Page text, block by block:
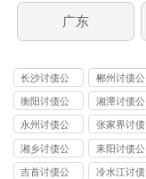
广东
长沙讨债公
司
郴州讨债公
司
衡阳讨债公
司
湘潭讨债公
司
永州讨债公
司
张家界讨债
公司
湘乡讨债公
司
耒阳讨债公
司
吉首讨债公
冷水江讨债